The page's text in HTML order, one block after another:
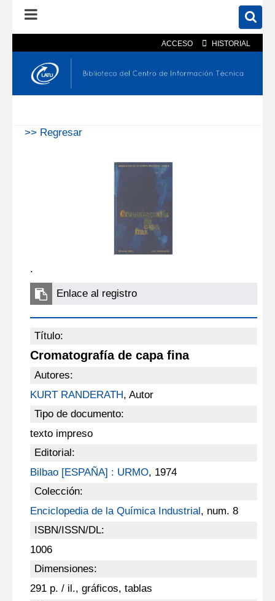
ACCESO HISTORIAL
En el catálogo En el sitio
>> Regresar
.
Enlace al registro
Título:
Cromatografía de capa fina
Autores:
KURT RANDERATH, Autor
Tipo de documento:
texto impreso
Editorial:
Bilbao [ESPAÑA] : URMO, 1974
Colección:
Enciclopedia de la Química Industrial, num. 8
ISBN/ISSN/DL:
1006
Dimensiones:
291 p. / il., gráficos, tablas